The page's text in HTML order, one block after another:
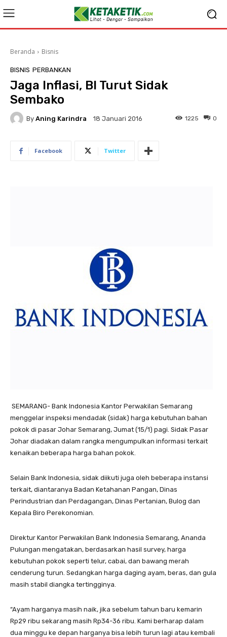
Beranda Bisnis
BISNIS PERBANKAN
Jaga Inflasi, BI Turut Sidak
Sembako
By Aning Karindra 18 Januari 2016 0
1225
Facebook Twitter
SEMARANG- Bank Indonesia Kantor Perwakilan Semarang
menggelar inspeksi mendadak (sidak) harga kebutuhan bahan
pokok di pasar Johar Semarang, Jumat (15/1) pagi. Sidak Pasar
Johar diadakan dalam rangka mengumpulkan informasi terkait
kenaikan beberapa harga bahan pokok.
Selain Bank Indonesia, sidak diikuti juga oleh beberapa instansi
terkait, diantaranya Badan Ketahanan Pangan, Dinas
Perindustrian dan Perdagangan, Dinas Pertanian, Bulog dan
Kepala Biro Perekonomian.
Direktur Kantor Perwakilan Bank Indonesia Semarang, Ananda
Pulungan mengatakan, berdasarkan hasil survey, harga
kebutuhan pokok seperti telur, cabai, dan bawang merah
cenderung turun. Sedangkan harga daging ayam, beras, dan gula
masih stabil diangka tertingginya.
“Ayam harganya masih naik, jika sebelum tahun baru kemarin
Rp29 ribu sekarang masih Rp34-36 ribu. Kami berharap dalam
dua minggu ke depan harganya bisa lebih turun lagi atau kembali